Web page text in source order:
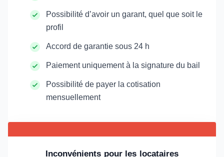
Possibilité d’avoir un garant, quel que soit le
profil
Accord de garantie sous 24 h
Paiement uniquement à la signature du bail
Possibilité de payer la cotisation
mensuellement
Inconvénients pour les locataires